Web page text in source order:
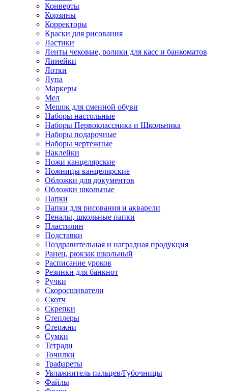
Конверты
Корзины
Корректоры
Краски для рисования
Ластики
Ленты чековые, ролики для касс и банкоматов
Линейки
Лотки
Лупа
Маркеры
Мел
Мешок для сменной обуви
Наборы настольные
Наборы Первоклассника и Школьника
Наборы подарочные
Наборы чертежные
Наклейки
Ножи канцелярские
Ножницы канцелярские
Обложки для документов
Обложки школьные
Папки
Папки для рисования и акварели
Пеналы, школьные папки
Пластилин
Подставки
Поздравительная и наградная продукция
Ранец, рюкзак школьный
Расписание уроков
Резинки для банкнот
Ручки
Скоросшиватели
Скотч
Скрепки
Степлеры
Стержни
Сумки
Тетради
Точилки
Трафареты
Увлажнитель пальцев/Губочницы
Файлы